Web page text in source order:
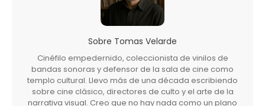
Sobre Tomas Velarde
Cinéfilo empedernido, coleccionista de vinilos de
bandas sonoras y defensor de la sala de cine como
templo cultural. Llevo más de una década escribiendo
sobre cine clásico, directores de culto y el arte de la
narrativa visual. Creo que no hay nada como un plano